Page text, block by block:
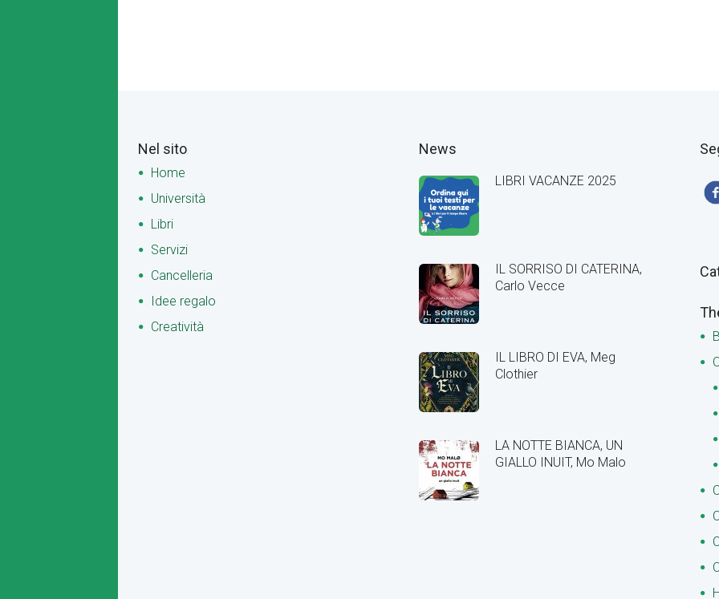
Nel sito
Home
Università
Libri
Servizi
Cancelleria
Idee regalo
Creatività
News
LIBRI VACANZE 2025
IL SORRISO DI CATERINA,
Carlo Vecce
IL LIBRO DI EVA, Meg
Clothier
LA NOTTE BIANCA, UN
GIALLO INUIT, Mo Malo